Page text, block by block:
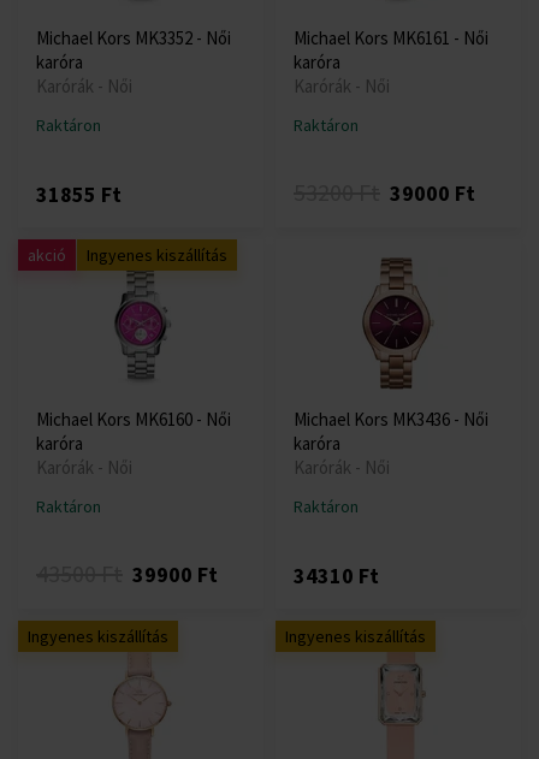
Michael Kors MK3352 - Női
karóra
Karórák - Női
Raktáron
31855 Ft
Michael Kors MK6161 - Női
karóra
Karórák - Női
Raktáron
39000 Ft
akció Ingyenes kiszállítás
Michael Kors MK6160 - Női
karóra
Karórák - Női
Raktáron
39900 Ft
Michael Kors MK3436 - Női
karóra
Karórák - Női
Raktáron
34310 Ft
Ingyenes kiszállítás Ingyenes kiszállítás